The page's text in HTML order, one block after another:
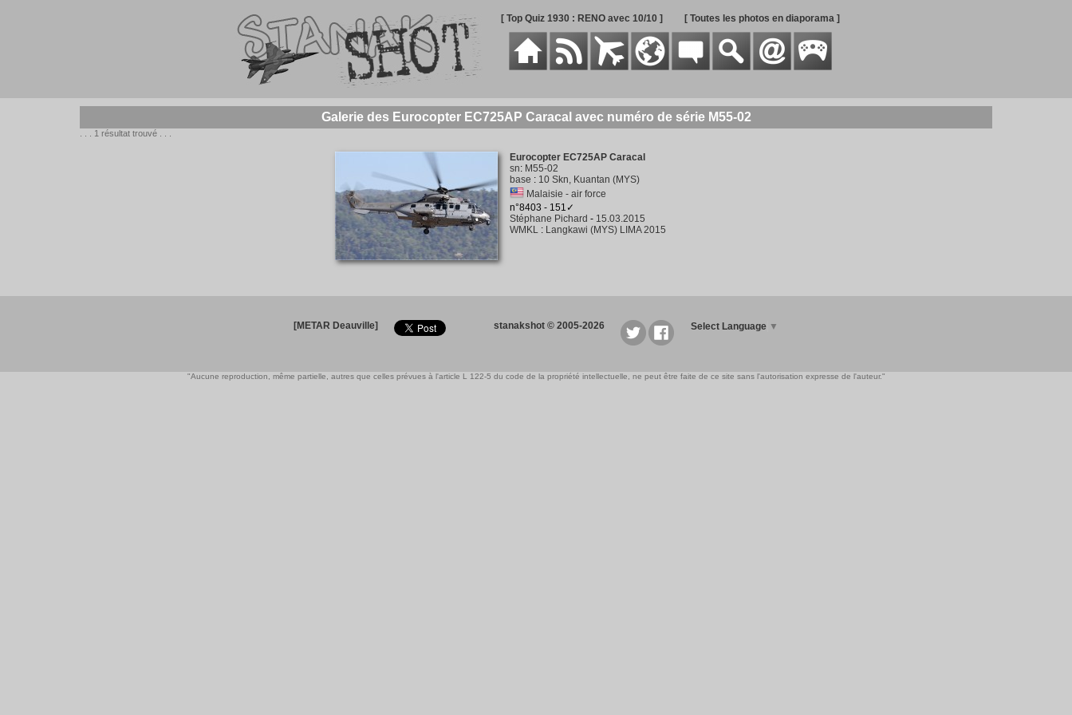
[ Top Quiz 1930 : RENO avec 10/10 ] [ Toutes les photos en diaporama ]
Galerie des Eurocopter EC725AP Caracal avec numéro de série M55-02
. . . 1 résultat trouvé . . .
Eurocopter EC725AP Caracal
sn: M55-02
base : 10 Skn, Kuantan (MYS)
Malaisie - air force
n°8403 - 151✓
Stéphane Pichard - 15.03.2015
WMKL: Langkawi (MYS) LIMA 2015
[METAR Deauville] stanakshot © 2005-2026 Select Language ▼
"Aucune reproduction, même partielle, autres que celles prévues à l'article L 122-5 du code de la propriété intellectuelle, ne peut être faite de ce site sans l'autorisation expresse de l'auteur."